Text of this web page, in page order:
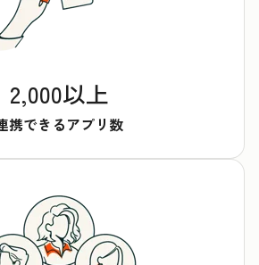
2,000以上
携できるアプリ数